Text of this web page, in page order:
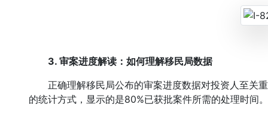
3. 审案进度解读：如何理解移民局数据
正确理解移民局公布的审案进度数据对投资人至关
的统计方式，显示的是80%已获批案件所需的处理时间。